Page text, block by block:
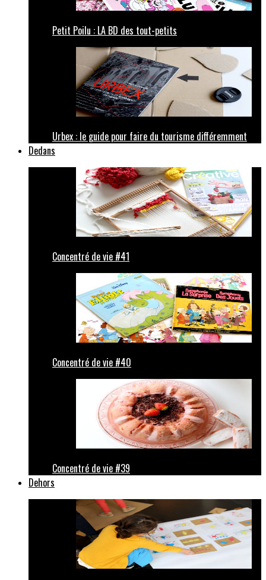
Petit Poilu : LA BD des tout-petits
Urbex : le guide pour faire du tourisme différemment
Dedans
Concentré de vie #41
Concentré de vie #40
Concentré de vie #39
Dehors